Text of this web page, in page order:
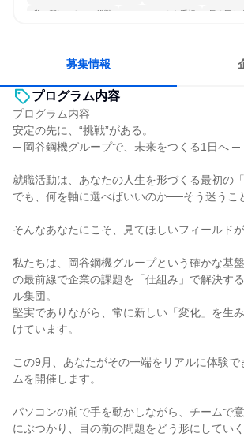
常に新しいものに挑戦 チームワークを重視 長く同じ
募集情報
プログラム内容
プログラム内容
安定の先に、“挑戦”がある。
─ 岡谷鋼機グループで、未来をつくる1日へ ─
就職活動は、あなたの人生を形づくる最初の「
でも、何を軸に選べばいいのか──そう迷うこ
そんなあなたにこそ、見てほしいフィールドが
私たちは、岡谷鋼機グループという確かな基
の最前線で企業の課題を「仕組み」で解決す
ル集団。
堅実でありながら、常に新しい「変化」を生
けています。
この9月、あなたがその一端をリアルに体験で
ムを開催します。
パソコンの前で手を動かしながら、チームで
にぶつかり、目の前の問題をどう形にしてい